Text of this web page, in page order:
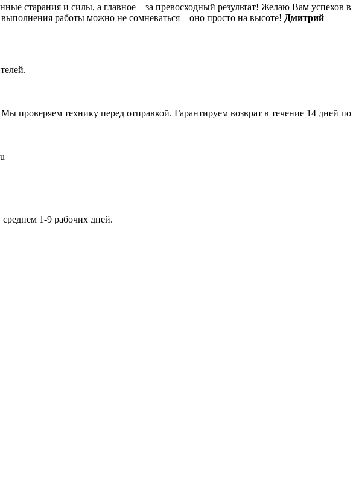
старания и силы, а главное – за превосходный результат! Желаю Вам успехов в
работы можно не сомневаться – оно просто на высоте! Дмитрий
технику перед отправкой. Гарантируем возврат в течение 14 дней по
1-9 рабочих дней.